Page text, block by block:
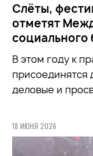
Слёты,
отметят
социального
В этом году к
присоединятся
деловые и
18 ИЮНЯ 2026